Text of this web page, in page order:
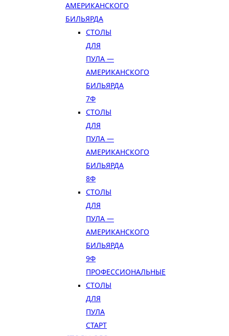
АМЕРИКАНСКОГО
БИЛЬЯРДА
СТОЛЫ
ДЛЯ
ПУЛА —
АМЕРИКАНСКОГО
БИЛЬЯРДА
7Ф
СТОЛЫ
ДЛЯ
ПУЛА —
АМЕРИКАНСКОГО
БИЛЬЯРДА
8Ф
СТОЛЫ
ДЛЯ
ПУЛА —
АМЕРИКАНСКОГО
БИЛЬЯРДА
9Ф
ПРОФЕССИОНАЛЬНЫЕ
СТОЛЫ
ДЛЯ
ПУЛА
СТАРТ